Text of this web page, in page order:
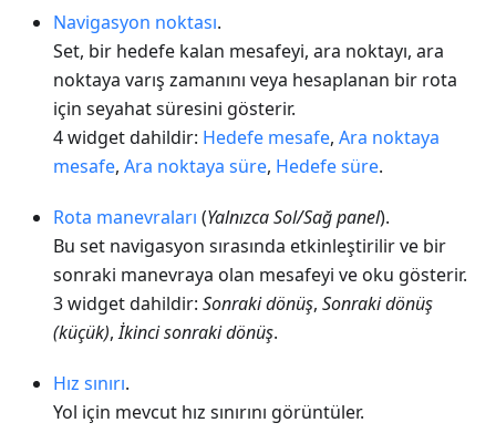
Navigasyon noktası.
Set, bir hedefe kalan mesafeyi, ara noktayı, ara
noktaya varış zamanını veya hesaplanan bir rota
için seyahat süresini gösterir.
4 widget dahildir: Hedefe mesafe, Ara noktaya
mesafe, Ara noktaya süre, Hedefe süre.
Rota manevraları (Yalnızca Sol/Sağ panel).
Bu set navigasyon sırasında etkinleştirilir ve bir
sonraki manevraya olan mesafeyi ve oku gösterir.
3 widget dahildir: Sonraki dönüş, Sonraki dönüş
(küçük),İkinci sonraki dönüş.
Hız sınırı.
Yol için mevcut hız sınırını görüntüler.